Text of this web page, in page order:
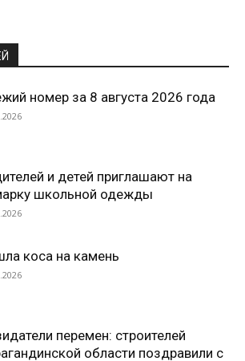
номер за 8 августа 2026 года
и детей приглашают на
школьной одежды
коса на камень
перемен: строителей
области поздравили с